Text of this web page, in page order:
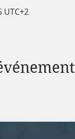
UTC+2